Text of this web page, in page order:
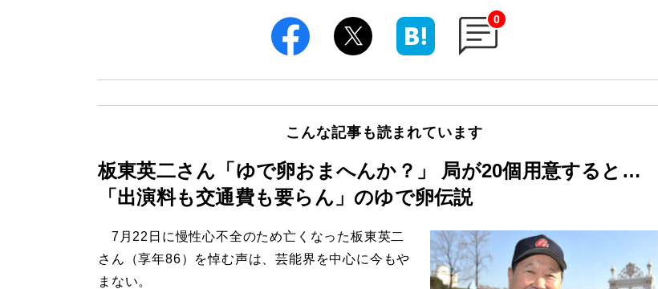
0
こんな記事も読まれています
板東英二さん「ゆで卵おまへんか？」 局が20個用意すると…
「出演料も交通費も要らん」のゆで卵伝説
7月22日に慢性心不全のため亡くなった板東英二
さん（享年86）を悼む声は、芸能界を中心に今もや
まない。